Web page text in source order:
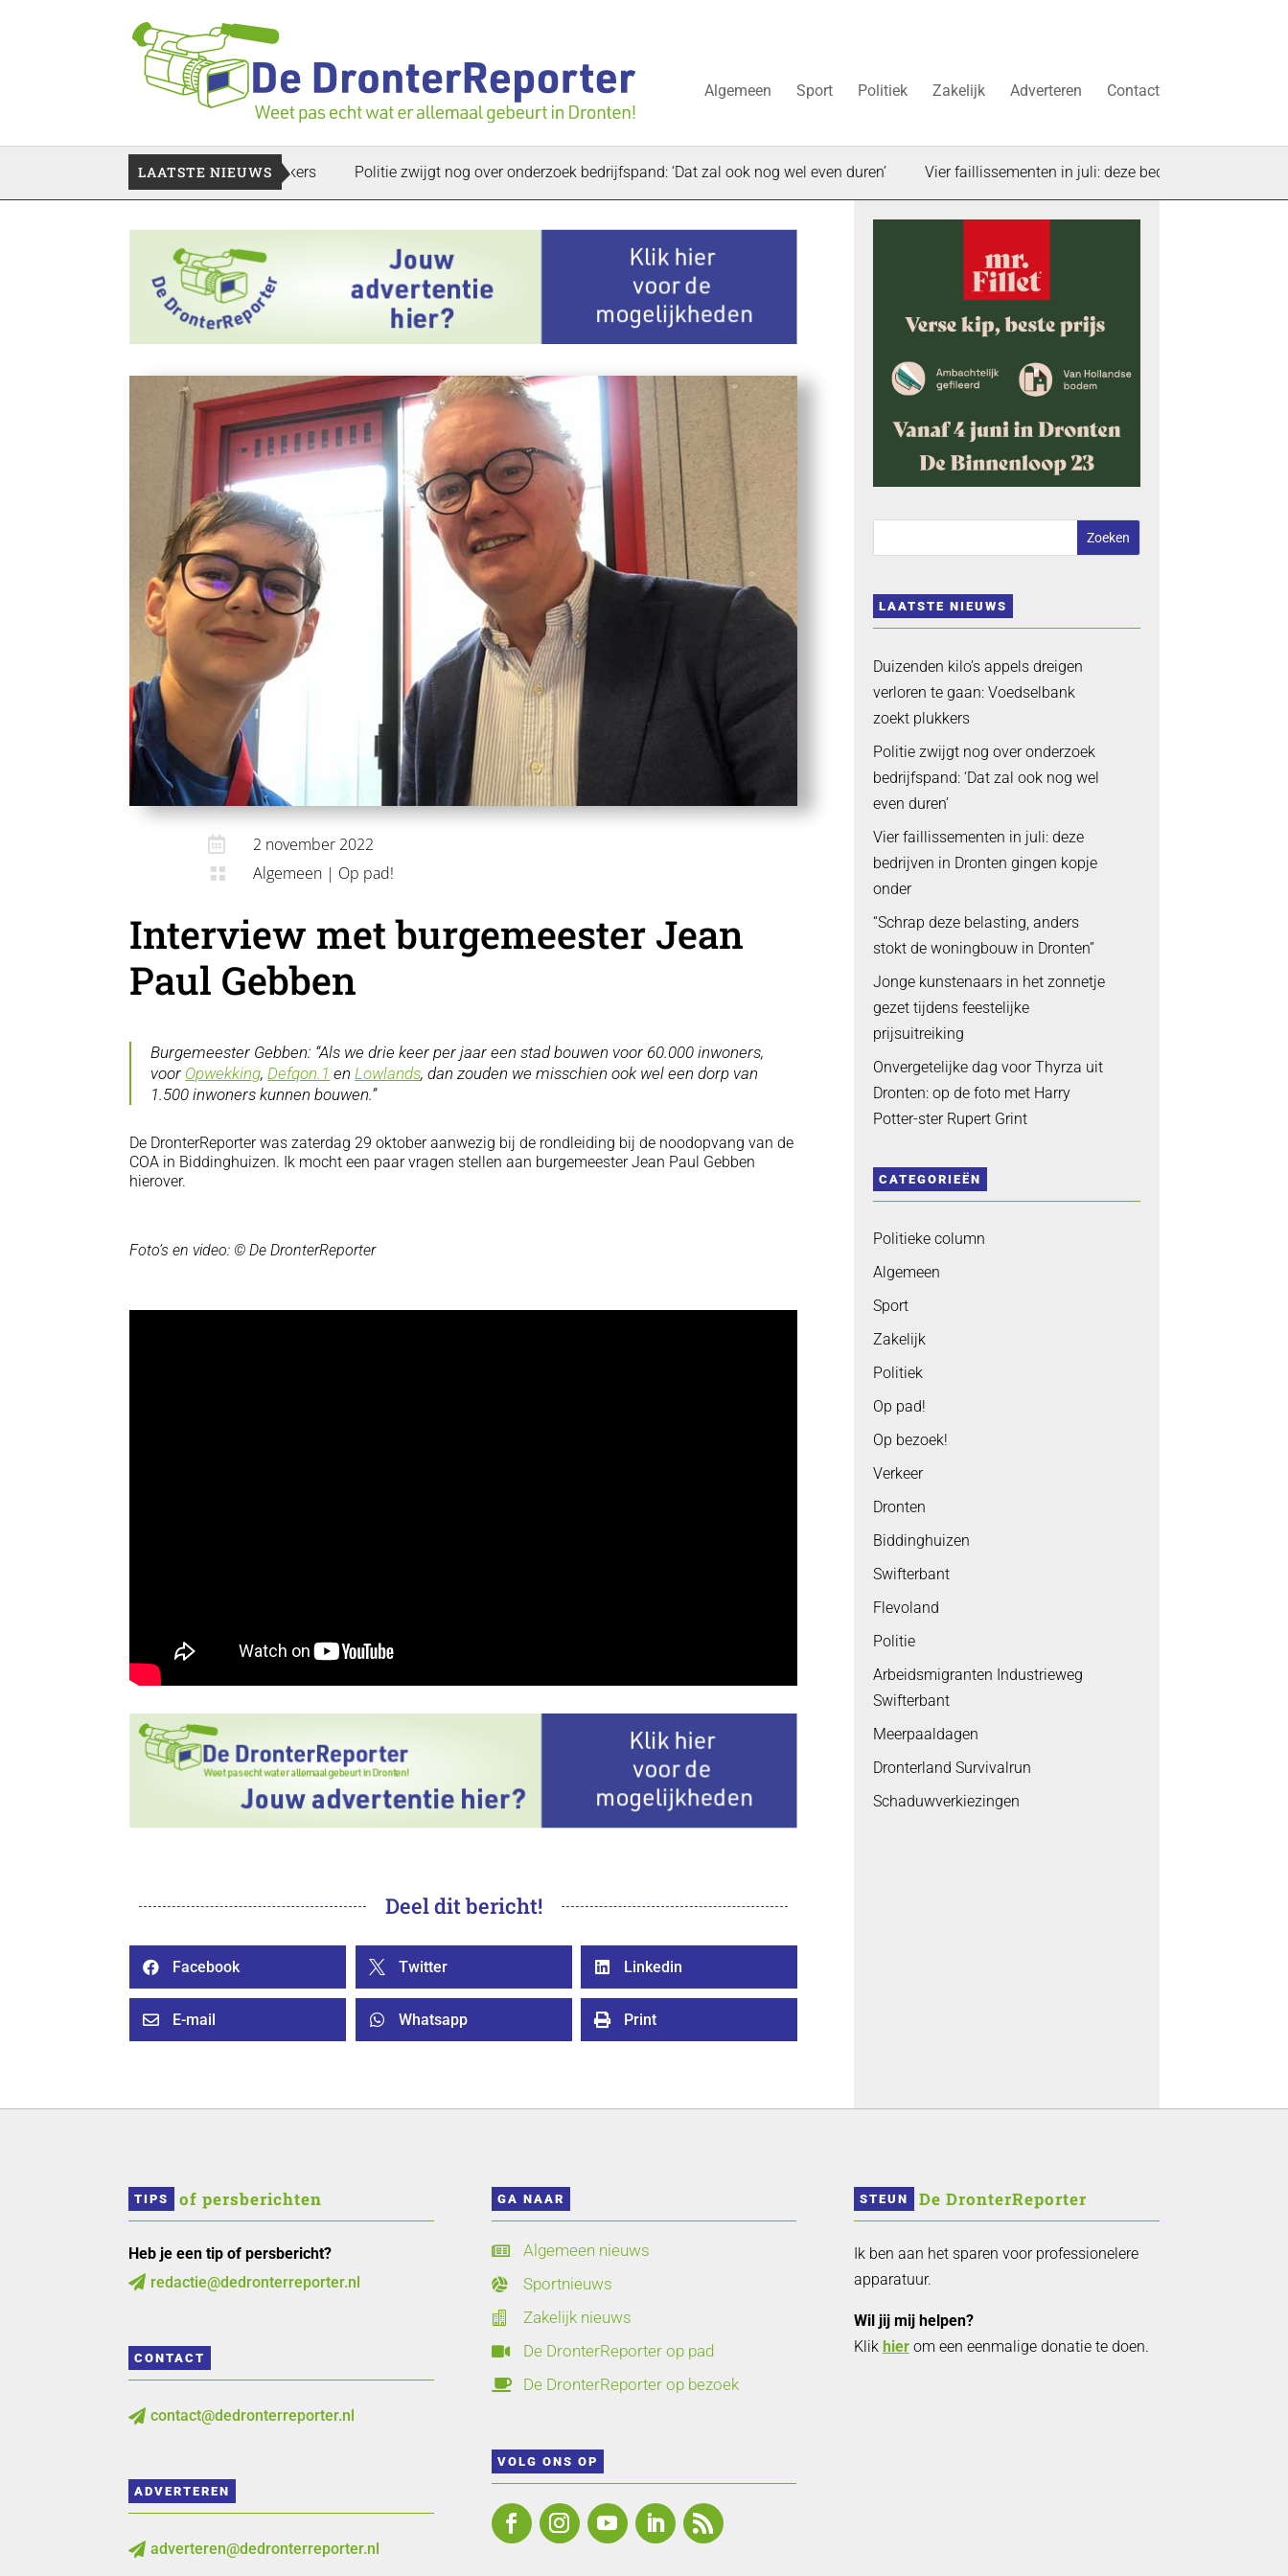
Algemeen Sport Politiek Zakelijk Adverteren Contact
LAATSTE NIEUWS
te gaan: Voedselbank zoekt plukkers Politie zwijgt nog over onderzoek bedrijfspand: ‘Dat zal ook nog wel even duren’ Vier faillissementen in juli: deze bedrijven in Dronten gingen
 2 november 2022
 Algemeen| Op pad!
Interview met burgemeester Jean
Paul Gebben
Burgemeester Gebben: “Als we drie keer per jaar een stad bouwen voor 60.000 inwoners,
voor Opwekking,Defqon.1 enLowlands, dan zouden we misschien ook wel een dorp van
1.500 inwoners kunnen bouwen.”
De DronterReporter was zaterdag 29 oktober aanwezig bij de rondleiding bij de noodopvang van de
COA in Biddinghuizen. Ik mocht een paar vragen stellen aan burgemeester Jean Paul Gebben
hierover.
Foto’s en video: © De DronterReporter
Deel dit bericht!
 Facebook  Twitter  Linkedin
 E-mail  Whatsapp  Print
LAATSTE NIEUWS
Duizenden kilo’s appels dreigen
verloren te gaan: Voedselbank
zoekt plukkers
Politie zwijgt nog over onderzoek
bedrijfspand: ‘Dat zal ook nog wel
even duren’
Vier faillissementen in juli: deze
bedrijven in Dronten gingen kopje
onder
“Schrap deze belasting, anders
stokt de woningbouw in Dronten”
Jonge kunstenaars in het zonnetje
gezet tijdens feestelijke
prijsuitreiking
Onvergetelijke dag voor Thyrza uit
Dronten: op de foto met Harry
Potter-ster Rupert Grint
CATEGORIEËN
Politieke column
Algemeen
Sport
Zakelijk
Politiek
Op pad!
Op bezoek!
Verkeer
Dronten
Biddinghuizen
Swifterbant
Flevoland
Politie
Arbeidsmigranten Industrieweg
Swifterbant
Meerpaaldagen
Dronterland Survivalrun
Schaduwverkiezingen
TIPS of persberichten
Heb je een tip of persbericht?
 redactie@dedronterreporter.nl
CONTACT
 contact@dedronterreporter.nl
ADVERTEREN
 adverteren@dedronterreporter.nl
GA NAAR
 Algemeen nieuws
 Sportnieuws
 Zakelijk nieuws
 De DronterReporter op pad
 De DronterReporter op bezoek
VOLG ONS OP
STEUN De DronterReporter
Ik ben aan het sparen voor professionelere
apparatuur.
Wil jij mij helpen?
Klik hierom een eenmalige donatie te doen.